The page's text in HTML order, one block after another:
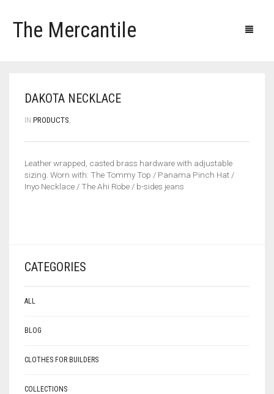
The Mercantile
DAKOTA NECKLACE
IN PRODUCTS,
Leather wrapped, casted brass hardware with adjustable
sizing. Worn with: The Tommy Top / Panama Pinch Hat /
Inyo Necklace / The Ahi Robe / b-sides jeans
CATEGORIES
ALL
BLOG
CLOTHES FOR BUILDERS
COLLECTIONS